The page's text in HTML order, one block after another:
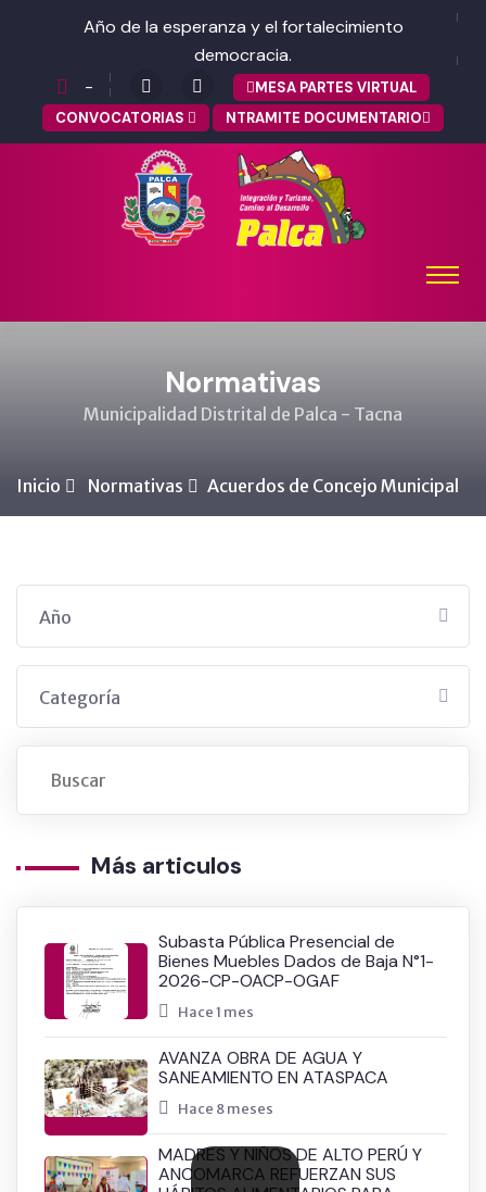
Año de la esperanza y el fortalecimiento
democracia.
-
MESA PARTES VIRTUAL
CONVOCATORIAS
NTRAMITE DOCUMENTARIO
Normativas
Municipalidad Distrital de Palca - Tacna
Inicio Normativas Acuerdos de Concejo Municipal
Año
Categoría
Más articulos
Subasta Pública Presencial de
Bienes Muebles Dados de Baja N°1-
2026-CP-OACP-OGAF
Hace 1 mes
AVANZA OBRA DE AGUA Y
SANEAMIENTO EN ATASPACA
Hace 8 meses
MADRES Y NIÑOS DE ALTO PERÚ Y
ANCOMARCA REFUERZAN SUS